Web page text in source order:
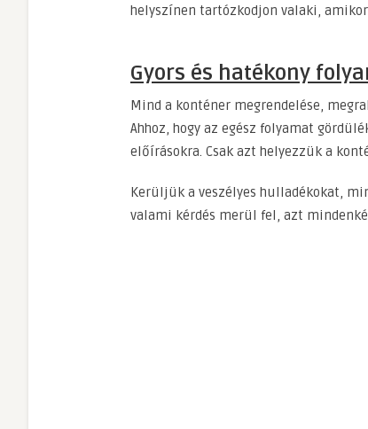
helyszínen tartózkodjon valaki,
Gyors és hatékony
Mind a konténer megrendelése,
Ahhoz, hogy az egész folyamat
előírásokra. Csak azt helyezzük a
Kerüljük a veszélyes hulladékokat,
valami kérdés merül fel, azt